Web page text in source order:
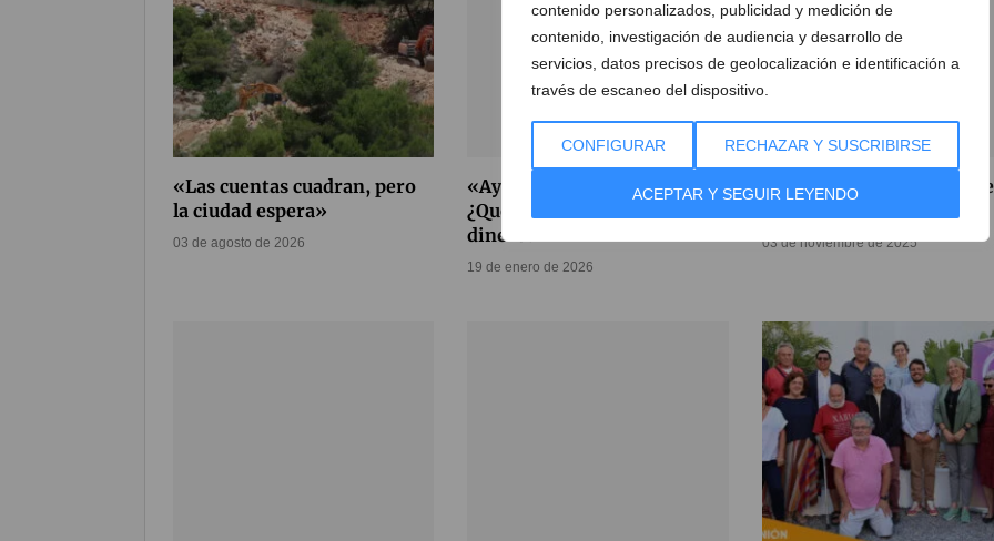
contenido personalizados, publicidad y medición de
contenido, investigación de audiencia y desarrollo de
servicios, datos precisos de geolocalización e identificación a
través de escaneo del dispositivo.
CONFIGURAR RECHAZAR Y SUSCRIBIRSE
ACEPTAR Y SEGUIR LEYENDO
«Las cuentas cuadran, pero
la ciudad espera»
03 de agosto de 2026
«Ayuntamiento de Xàbia:
¿Qué hacen con nuestro
dinero?
19 de enero de 2026
«Convertir un problema
03 de noviembre de 2025